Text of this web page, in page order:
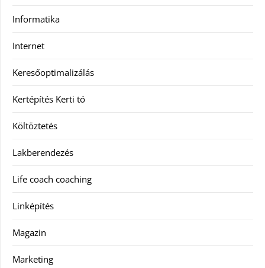
Informatika
Internet
Keresőoptimalizálás
Kertépítés Kerti tó
Költöztetés
Lakberendezés
Life coach coaching
Linképítés
Magazin
Marketing